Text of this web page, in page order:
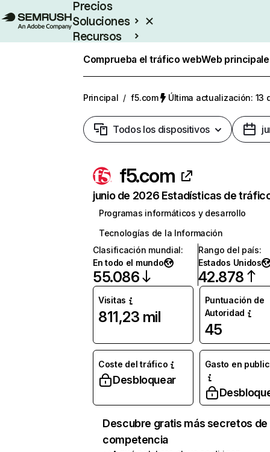
Precios
Soluciones
Recursos
Comprueba el tráfico webWeb
Principal / f5.com Última actualización: 13
Todos los dispositivos
f5.com
junio de 2026 Estadísticas de
Programas informáticos y desarrollo
Tecnologías de la Información
Clasificación mundial:
En todo el mundo
55.086
Rango del país:
Estados Unidos
42.878
Visitas
811,23 mil
Puntuación de
Autoridad
45
Coste del tráfico
Desbloquear
Gasto en
Descubre gratis más secretos de
competencia